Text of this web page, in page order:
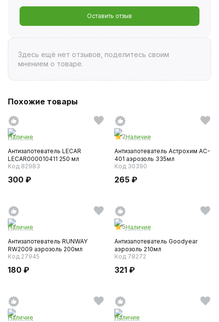
Оставить отзыв
Здесь ещё нет отзывов, поделитесь своим
мнением о товаре.
Похожие товары
Наличие
Антизапотеватель LECAR
LECAR000010411 250 мл
Код 82983
300 ₽
2Наличие
Антизапотеватель Астрохим AC-
401 аэрозоль 335мл
Код 30390
265 ₽
Наличие
Антизапотеватель RUNWAY
RW2009 аэрозоль 200мл
Код 27945
180 ₽
5Наличие
Антизапотеватель Goodyear
аэрозоль 210мл
Код 78272
321 ₽
Наличие
Наличие